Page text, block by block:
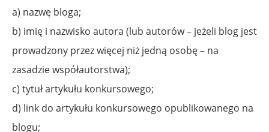
a) nazwę bloga;
b) imię i nazwisko autora (lub autorów – jeżeli blog jest
prowadzony przez więcej niż jedną osobę – na
zasadzie współautorstwa);
c) tytuł artykułu konkursowego;
d) link do artykułu konkursowego opublikowanego na
blogu;